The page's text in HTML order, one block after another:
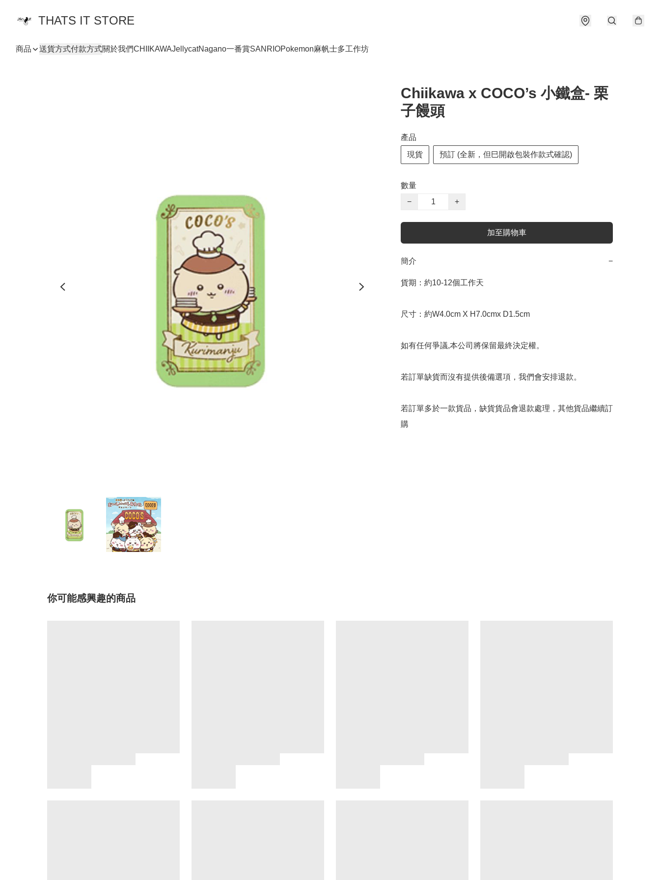
THATS IT STORE
商品 送貨方式付款方式關於我們CHIIKAWAJellycatNagano一番賞SANRIOPokemon麻帆士多工作坊
Chiikawa x COCO’s 小鐵盒- 栗
子饅頭
產品
現貨 預訂 (全新，但巳開啟包裝作款式確認)
數量
−
+
加至購物車
簡介 −
貨期：約10-12個工作天
尺寸：約W4.0cm X H7.0cmx D1.5cm
如有任何爭議,本公司將保留最終決定權。
若訂單缺貨而沒有提供後備選項，我們會安排退款。
若訂單多於一款貨品，缺貨貨品會退款處理，其他貨品繼續訂
你可能感興趣的商品